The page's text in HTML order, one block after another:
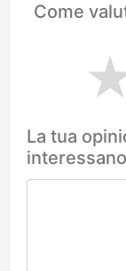
Come
La tua